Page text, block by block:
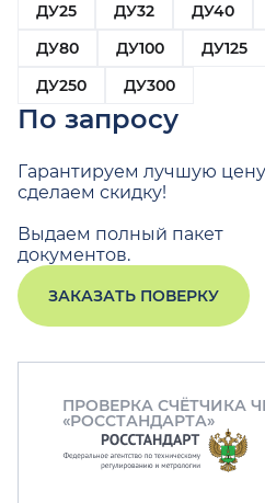
ДУ25
ДУ32 ДУ40
ДУ80
ДУ100 ДУ125
ДУ250
ДУ300
По запросу
Гарантируем лучшую
сделаем скидку!
Выдаем полный пакет
документов.
ЗАКАЗАТЬ ПОВЕРКУ
ПРОВЕРКА СЧЁТЧИКА
«РОССТАНДАРТА»